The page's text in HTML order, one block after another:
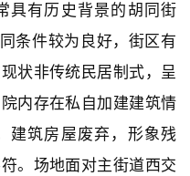
具有历史背景的胡同街
条件较为良好，街区有
状非传统民居制式，呈
内存在私自加建建筑情
建筑房屋废弃，形象残
。场地面对主街道西交